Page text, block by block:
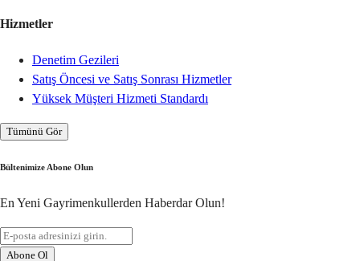
Hizmetler
Denetim Gezileri
Satış Öncesi ve Satış Sonrası Hizmetler
Yüksek Müşteri Hizmeti Standardı
Tümünü Gör
Bültenimize Abone Olun
En Yeni Gayrimenkullerden Haberdar Olun!
Abone Ol